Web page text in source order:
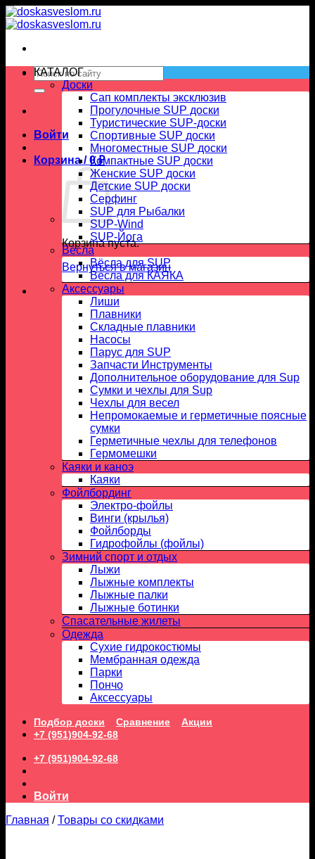
Skip
to
Искать:
Войти
Корзина /0₽
Корзина пуста.
Вернуться в магазин
КАТАЛОГ
Доски
Сап комплекты эксклюзив
Прогулочные SUP доски
Туристические SUP-доски
Спортивные SUP доски
Многоместные SUP доски
Компактные SUP доски
Женские SUP доски
Детские SUP доски
Серфинг
SUP для Рыбалки
SUP-Wind
SUP-Йога
Вёсла
Вёсла для SUP
Весла для КАЯКА
Аксессуары
Лиши
Плавники
Складные плавники
Насосы
Парус для SUP
Запчасти Инструменты
Дополнительное оборудование для Sup
Сумки и чехлы для Sup
Чехлы для весел
Непромокаемые и герметичные поясные
сумки
Герметичные чехлы для телефонов
Гермомешки
Каяки и каноэ
Каяки
Фойлбординг
Электро-фойлы
Винги (крылья)
Фойлборды
Гидрофойлы (фойлы)
Зимний спорт и отдых
Лыжи
Лыжные комплекты
Лыжные палки
Лыжные ботинки
Спасательные жилеты
Одежда
Сухие гидрокостюмы
Мембранная одежда
Парки
Пончо
Аксессуары
Подбор доски Сравнение
Акции
+7 (951)904-92-68
+7 (951)904-92-68
Войти
Главная / Товары со скидками